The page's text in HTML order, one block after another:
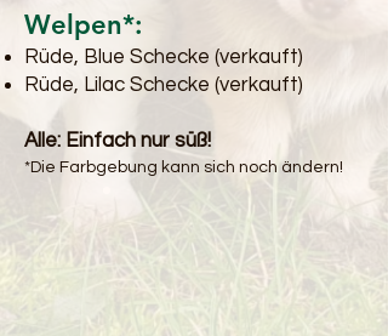
Welpen*:
Rüde, Blue Schecke (verkauft)
Rüde, Lilac Schecke (verkauft)
Alle: Einfach nur süß!
*Die Farbgebung kann sich noch ändern!